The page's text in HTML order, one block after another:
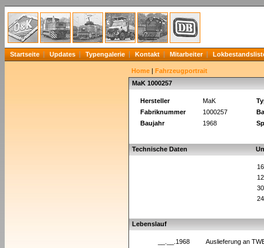
Startseite Updates Typengalerie Kontakt Mitarbeiter
Home | Fahrzeugportrait
MaK 1000257
Hersteller MaK
Fabriknummer
1000257
Baujahr
1968
Technische Daten
Lebenslauf
__.__.1968
Auslieferung an